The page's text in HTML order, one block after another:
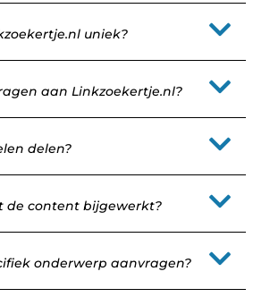
uniek?
aan Linkzoekertje.nl?
delen?
de content bijgewerkt?
onderwerp aanvragen?